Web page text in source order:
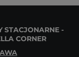
STACJONARNE -
CORNER